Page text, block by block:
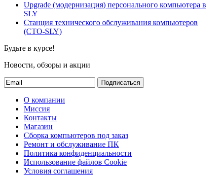
Upgrade (модернизация) персонального компьютера в
SLY
Станция технического обслуживания компьютеров
(СТО-SLY)
Будьте в курсе!
Новости, обзоры и акции
Подписаться
О компании
Миссия
Контакты
Магазин
Сборка компьютеров под заказ
Ремонт и обслуживание ПК
Политика конфиденциальности
Использование файлов Cookie
Условия соглашения